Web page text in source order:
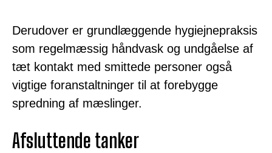
Derudover er grundlæggende hygiejnepraksis
som regelmæssig håndvask og undgåelse af
tæt kontakt med smittede personer også
vigtige foranstaltninger til at forebygge
spredning af mæslinger.
Afsluttende tanker